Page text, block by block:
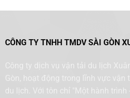
CÔNG TY TNHH TMDV SÀI GÒN
Công ty dịch vụ vận tải du lịch
Gòn, hoạt động trong lĩnh vực vận
du lịch. Với tôn chỉ "Một hành trình